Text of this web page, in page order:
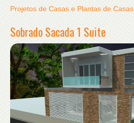
Projetos de Casas e Plantas de Casas
Sobrado Sacada 1 Suite